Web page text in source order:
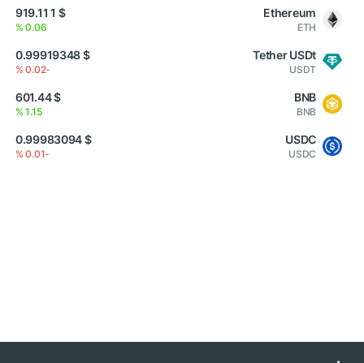
Ethereum
ETH
$ 1 919.11
0.06 %
Tether USDt
USDT
$ 0.99919348
-0.02 %
BNB
BNB
$ 601.44
1.15 %
USDC
USDC
$ 0.99983094
-0.01 %